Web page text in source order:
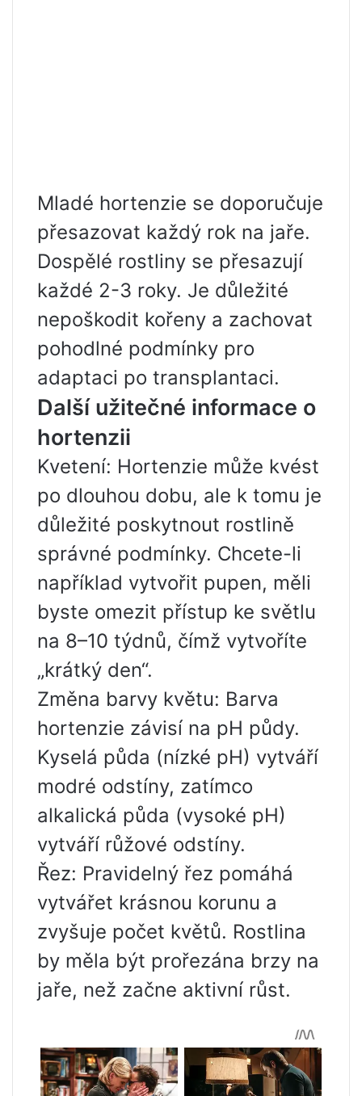
Mladé hortenzie se doporučuje
přesazovat každý rok na jaře.
Dospělé rostliny se přesazují
každé 2-3 roky. Je důležité
nepoškodit kořeny a zachovat
pohodlné podmínky pro
adaptaci po transplantaci.
Další užitečné informace o
hortenzii
Kvetení: Hortenzie může kvést
po dlouhou dobu, ale k tomu je
důležité poskytnout rostlině
správné podmínky. Chcete-li
například vytvořit pupen, měli
byste omezit přístup ke světlu
na 8–10 týdnů, čímž vytvoříte
„krátký den“.
Změna barvy květu: Barva
hortenzie závisí na pH půdy.
Kyselá půda (nízké pH) vytváří
modré odstíny, zatímco
alkalická půda (vysoké pH)
vytváří růžové odstíny.
Řez: Pravidelný řez pomáhá
vytvářet krásnou korunu a
zvyšuje počet květů. Rostlina
by měla být prořezána brzy na
jaře, než začne aktivní růst.